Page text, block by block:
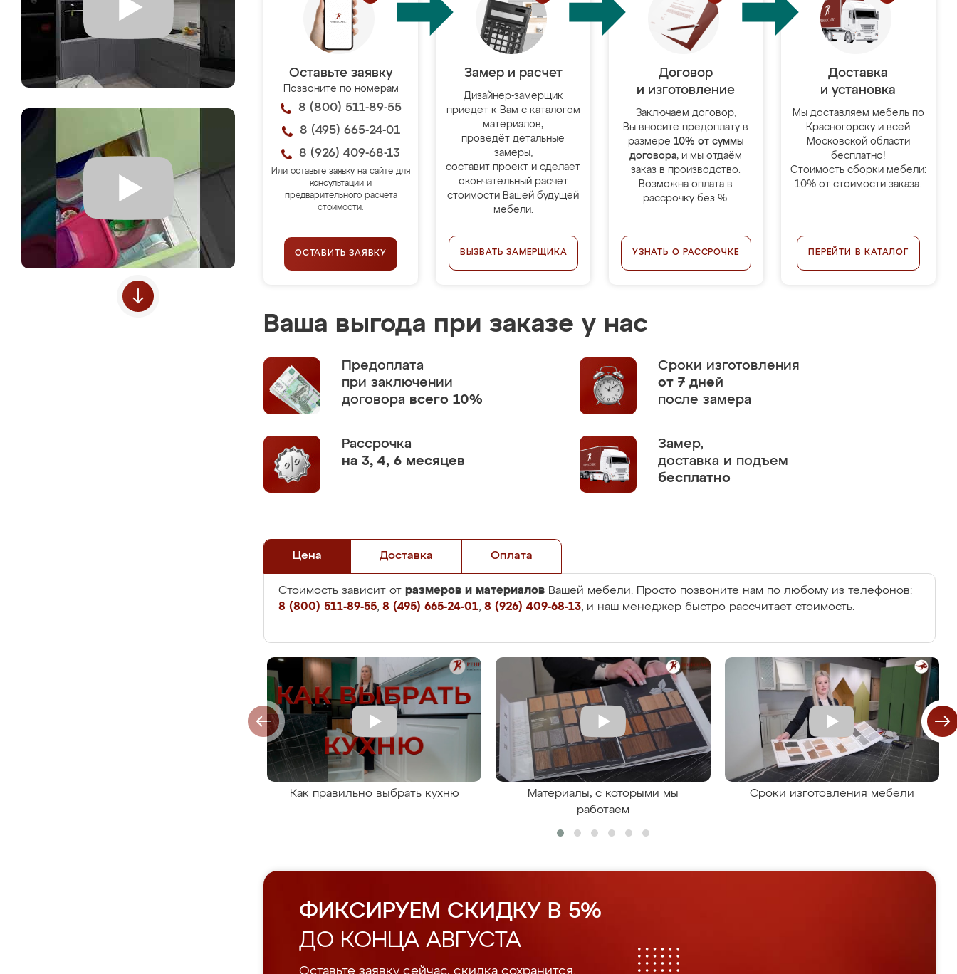
Оставьте заявку
Позвоните по номерам
8 (800) 511-89-55
8 (495) 665-24-01
8 (926) 409-68-13
Или оставьте заявку на сайте для
консультации и
предварительного расчёта
стоимости.
ОСТАВИТЬ ЗАЯВКУ
Замер и расчет
Дизайнер-замерщик
приедет к Вам с каталогом
материалов,
проведёт детальные
замеры,
составит проект и сделает
окончательный расчёт
стоимости Вашей будущей
мебели.
ВЫЗВАТЬ ЗАМЕРЩИКА
Договор
и изготовление
Заключаем договор,
Вы вносите предоплату в
размере 10% от суммы
договора, и мы отдаём
заказ в производство.
Возможна оплата в
рассрочку без %.
УЗНАТЬ О РАССРОЧКЕ
Доставка
и установка
Мы доставляем мебель по
Красногорску и всей
Московской области
бесплатно!
Стоимость сборки мебели:
10% от стоимости заказа.
ПЕРЕЙТИ В КАТАЛОГ
Ваша выгода при заказе у нас
Предоплата
при заключении
договора всего 10%
Сроки изготовления
от 7 дней
после замера
Рассрочка
на 3, 4, 6 месяцев
Замер,
доставка и подъем
бесплатно
Цена Доставка Оплата
Стоимость зависит от размеров и материалов Вашей мебели. Просто позвоните нам по любому из телефонов:
8 (800) 511-89-55, 8 (495) 665-24-01, 8 (926) 409-68-13, и наш менеджер быстро рассчитает стоимость.
Как правильно выбрать кухню
Материалы, с которыми мы
работаем
Сроки изготовления мебели
ФИКСИРУЕМ СКИДКУ В 5%
ДО КОНЦА АВГУСТА
Оставьте заявку сейчас, скидка сохранится.